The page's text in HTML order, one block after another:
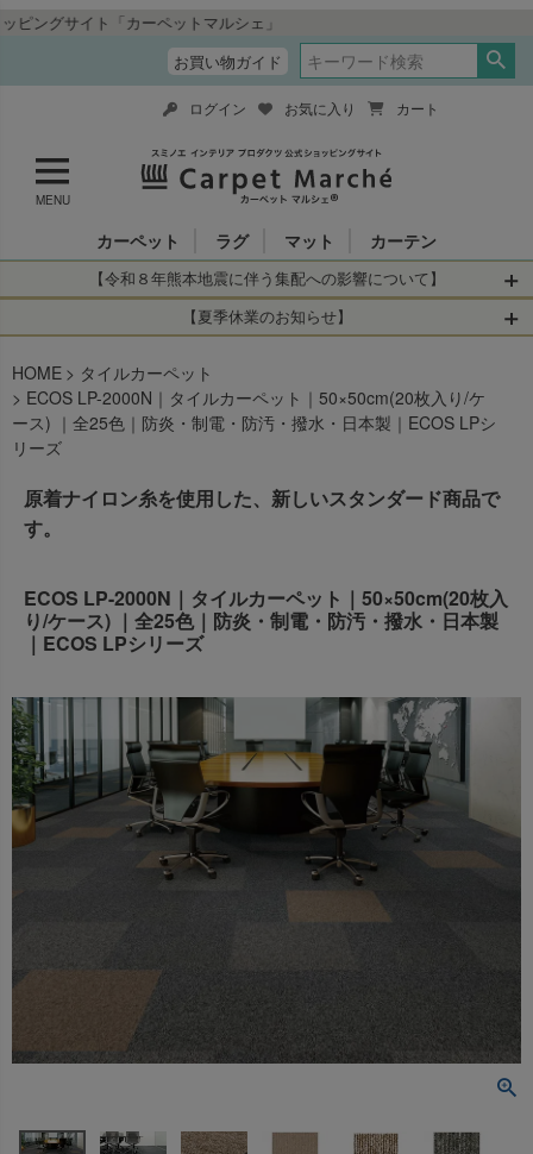
「カーペットマルシェ」
お買い物ガイド
MENU
ログイン お気に入り カート
カーペット ラグ マット カーテン
【令和８年熊本地震に伴う集配への影響について】
令和8年熊本地震により、お亡くなりになられた方々に深く
お見舞い申し上げます。 この地震の影響により、現在、一
部地域を発着するお荷物のお届けに遅れが生じておりま
す。
・全国から九州あてのお荷物
・九州から全国あてのお荷物
サービスへの影響が変更となる場合がございます。
お客さまにはご不便をおかけいたしますが、何卒ご理解賜
りますようお願い申し上げます。
【夏季休業のお知らせ】
当店は は2026年8月11日(火)～2026年8月16日(日)
を休業とさせて頂きます。
休業中のご注文に関しては自動返信メールは届きますが、
当店からの注文確認メールの送信、当店へのお問い合わせ
へのご返答ができかねます。 休業明けから順次送信させて
いただきますのでよろしくお願いいたします。
商品の出荷は2026年8月18日(火)
以降となります。
→オーダー商品など、詳しくはこちらから
HOME
タイルカーペット
ECOS LP-2000N｜タイルカーペット｜50×50cm(20枚入り/ケ
ース) ｜全25色｜防炎・制電・防汚・撥水・日本製｜ECOS LPシ
リーズ
原着ナイロン糸を使用した、新しいスタンダード商品で
す。
ECOS LP-2000N｜タイルカーペット｜50×50cm(20枚入
り/ケース) ｜全25色｜防炎・制電・防汚・撥水・日本製
｜ECOS LPシリーズ